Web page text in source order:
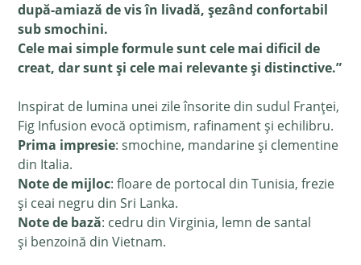
după-amiază de vis în livadă, șezând confortabil
sub smochini.
Cele mai simple formule sunt cele mai dificil de
creat, dar sunt și cele mai relevante și distinctive.”
Inspirat de lumina unei zile însorite din sudul Franței,
Fig Infusion evocă optimism, rafinament și echilibru.
Prima impresie: smochine, mandarine și clementine
din Italia.
Note de mijloc: floare de portocal din Tunisia, frezie
și ceai negru din Sri Lanka.
Note de bază: cedru din Virginia, lemn de santal
și benzoină din Vietnam.